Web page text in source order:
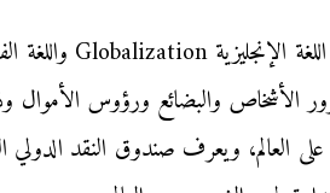
الأشخاص والبضائع ورؤوس
على العالم، ويعرف صندوق النقد